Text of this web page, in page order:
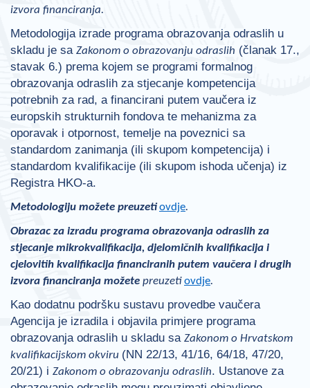
izvora financiranja.
Metodologija izrade programa obrazovanja odraslih u
skladu je sa Zakonom o obrazovanju odraslih (članak 17.,
stavak 6.) prema kojem se programi formalnog
obrazovanja odraslih za stjecanje kompetencija
potrebnih za rad, a financirani putem vaučera iz
europskih strukturnih fondova te mehanizma za
oporavak i otpornost, temelje na poveznici sa
standardom zanimanja (ili skupom kompetencija) i
standardom kvalifikacije (ili skupom ishoda učenja) iz
Registra HKO-a.
Metodologiju možete preuzetiovdje.
Obrazac za izradu programa obrazovanja odraslih za
stjecanje mikrokvalifikacija, djelomičnih kvalifikacija i
cjelovitih kvalifikacija financiranih putem vaučera i drugih
izvora financiranja možete preuzetiovdje.
Kao dodatnu podršku sustavu provedbe vaučera
Agencija je izradila i objavila primjere programa
obrazovanja odraslih u skladu sa Zakonom o Hrvatskom
kvalifikacijskom okviru (NN 22/13, 41/16, 64/18, 47/20,
20/21) i Zakonom o obrazovanju odraslih. Ustanove za